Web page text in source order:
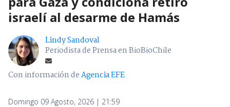
israelí al desarme de Hamás
Lindy Sandoval
Periodista de Prensa en BioBioChile
Con información deAgencia EFE
Domingo 09 Agosto, 2026 | 21:59